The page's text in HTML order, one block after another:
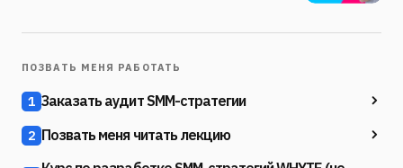
ПОЗВАТЬ МЕНЯ РАБОТАТЬ
1 Заказать аудит SMM-стратегии
2 Позвать меня читать лекцию